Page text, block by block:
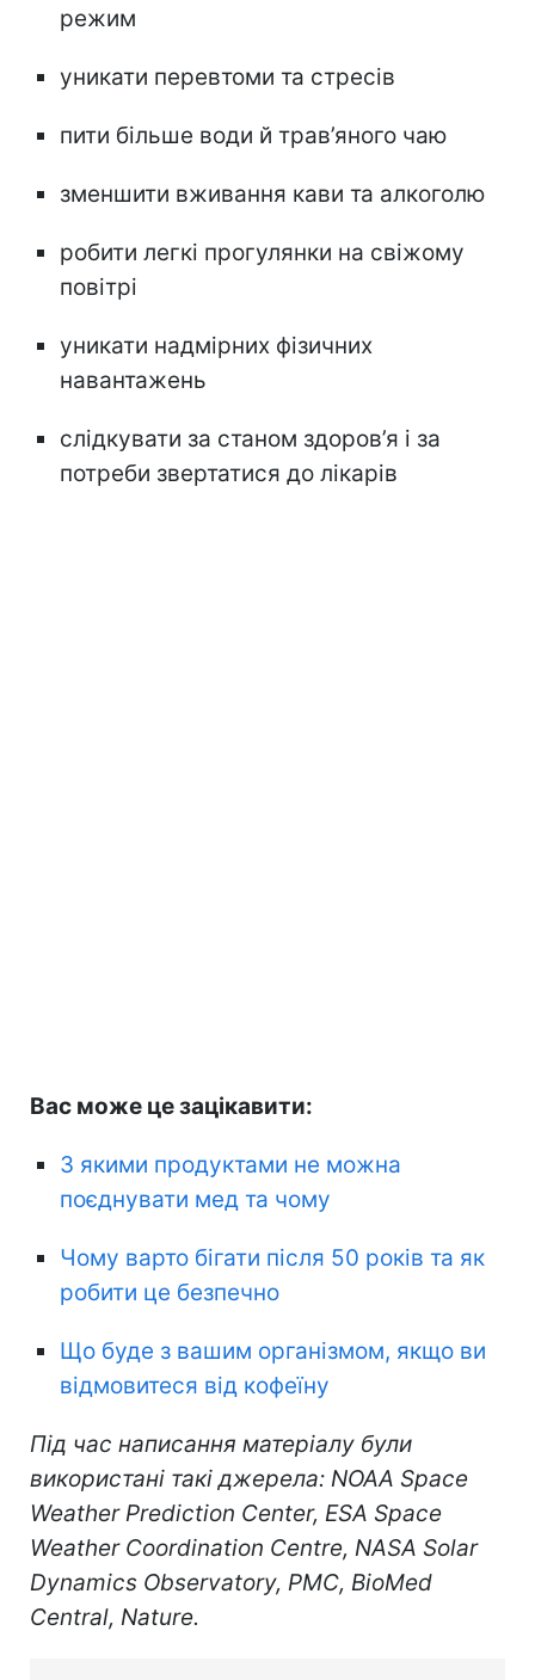
режим
уникати перевтоми та стресів
пити більше води й трав’яного чаю
зменшити вживання кави та алкоголю
робити легкі прогулянки на свіжому
повітрі
уникати надмірних фізичних
навантажень
слідкувати за станом здоров’я і за
потреби звертатися до лікарів
Вас може це зацікавити:
З якими продуктами не можна
поєднувати мед та чому
Чому варто бігати після 50 років та як
робити це безпечно
Що буде з вашим організмом, якщо ви
відмовитеся від кофеїну
Під час написання матеріалу були
використані такі джерела: NOAA Space
Weather Prediction Center, ESA Space
Weather Coordination Centre, NASA Solar
Dynamics Observatory, PMC, BioMed
Central, Nature.